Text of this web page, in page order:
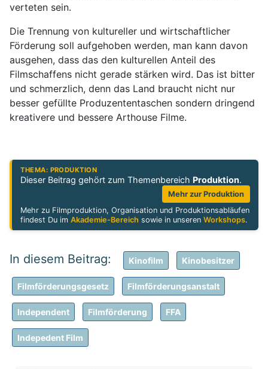
verteten sein.
Die Trennung von kultureller und wirtschaftlicher
Förderung soll aufgehoben werden, man kann davon
ausgehen, dass das den kulturellen Anteil des
Filmschaffens nicht gerade stärken wird. Das ist bitter
und schmerzlich, denn das Land braucht nicht nur
besser gefüllte Produzententaschen sondern dringend
kreativere und bessere Arthouse Filme.
THEMA: PRODUKTION
Dieser Beitrag gehört zum Themenbereich Produktion.
Mehr zur Produktion
Mehr zu Filmproduktion, Organisation und Produktionsabläufen
findest Du imAkademie-Bereich sowie in unserenWorkshops.
Kinofilm Kinobesitzer
Filmförderungsgesetz Filmförderungsanstalt
Independent Filmförderung FFA
Indepedent Film